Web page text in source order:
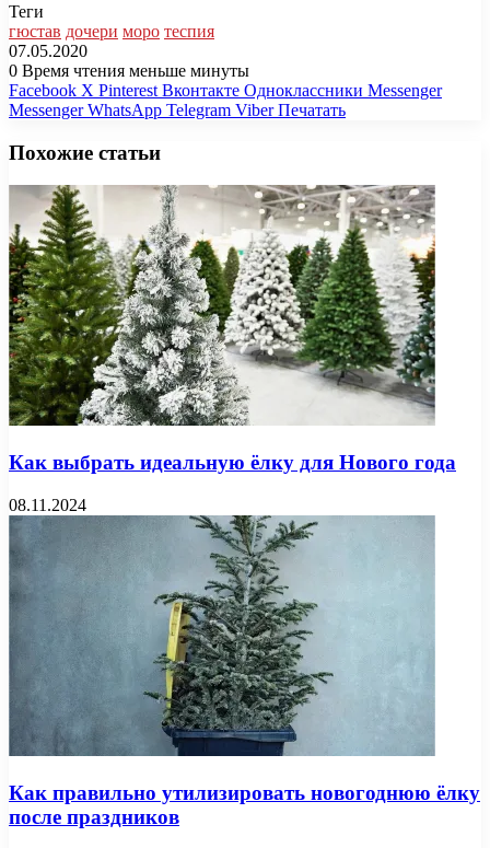
Теги
гюстав дочери моро теспия
07.05.2020
0 Время чтения меньше минуты
Facebook X Pinterest Вконтакте Одноклассники Messenger
Messenger WhatsApp Telegram Viber Печатать
Похожие статьи
Как выбрать идеальную ёлку для Нового года
08.11.2024
Как правильно утилизировать новогоднюю ёлку
после праздников